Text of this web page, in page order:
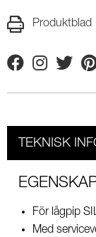
Produktblad
FacebookInstagram
Twitter
TEKNISK
För lågpip
Med